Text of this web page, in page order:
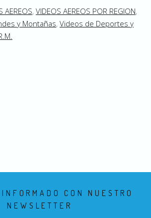
AEREOS, VIDEOS AEREOS POR REGION,
y Montañas, Videos de Deportes y
CON NUESTRO
NEWSLETTER